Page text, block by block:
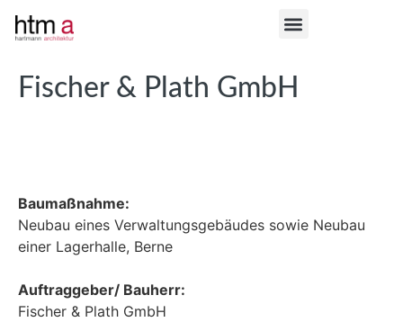
Fischer & Plath GmbH
Baumaßnahme:
Neubau eines Verwaltungsgebäudes sowie Neubau
einer Lagerhalle, Berne
Auftraggeber/ Bauherr:
Fischer & Plath GmbH